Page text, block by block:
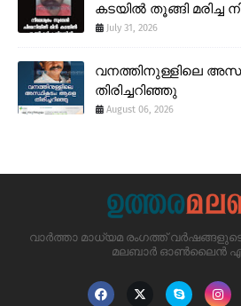
കടയിൽ തൂങ്ങി മരിച്ച
July 31, 2026
വനത്തിനുള്ളിലെ
തിരിച്ചറിഞ്ഞു
August 06, 2026
വാർത്താ മാധ്യമ രംഗത്ത്
മലബാർ ഓൺലൈൻ